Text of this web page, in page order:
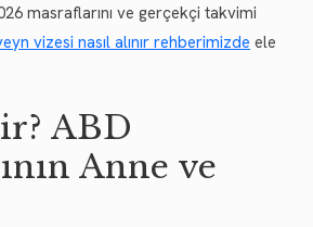
masraflarını ve gerçekçi takvimi
vizesi nasıl alınır rehberimizde ele
ABD
Anne ve